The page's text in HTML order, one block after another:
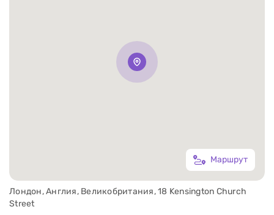
Маршрут
Лондон, Англия, Великобритания, 18 Kensington Church
Street